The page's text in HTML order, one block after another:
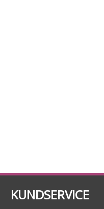
KUNDSERVICE